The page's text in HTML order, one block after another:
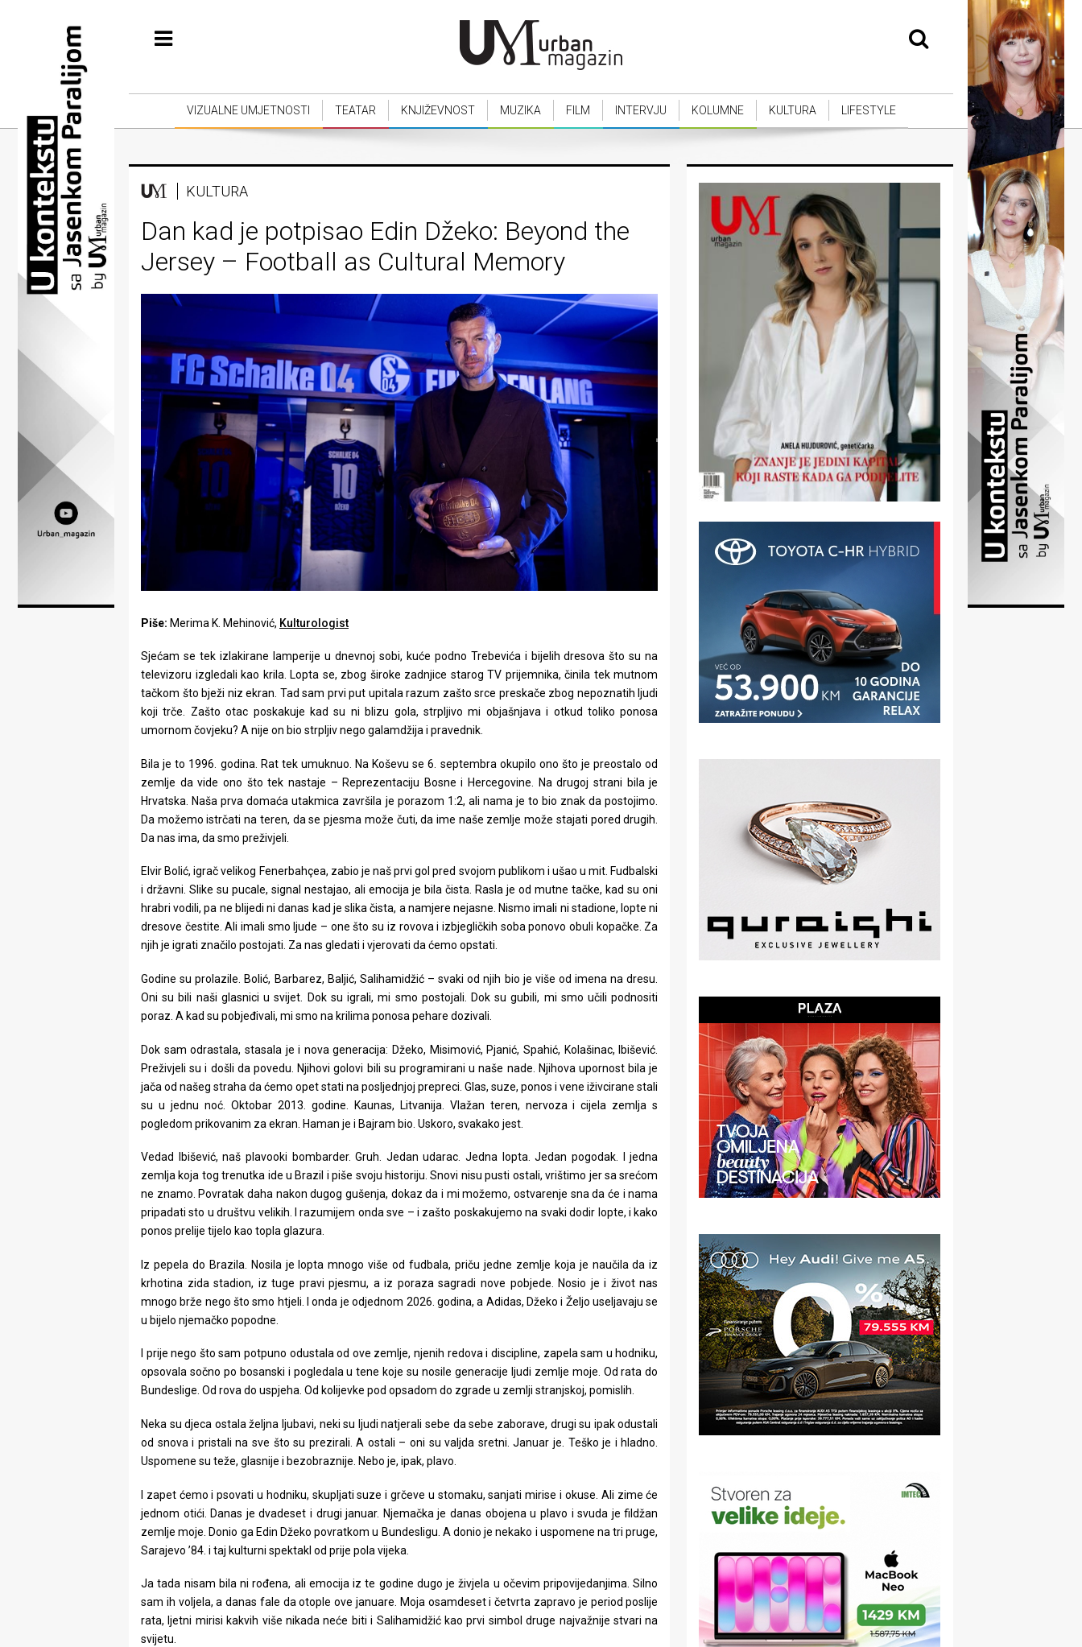
Vizualne
umjetnosti
Teatar
Književnost
Muzika
Film
Intervju
Kolumne
Lifestyle
Beauty
Zdravlje
stolom
u
VIZUALNE UMJETNOSTI TEATAR KNJIŽEVNOST MUZIKA FILM INTERVJU KOLUMNE KULTURA LIFESTYLE
KULTURA
Dan kad je potpisao Edin Džeko: Beyond the
Jersey – Football as Cultural Memory
Piše: Merima K. Mehinović, Kulturologist
Sjećam se tek izlakirane lamperije u dnevnoj sobi, kuće podno Trebevića i bijelih dresova što su na
televizoru izgledali kao krila. Lopta se, zbog široke zadnjice starog TV prijemnika, činila tek mutnom
tačkom što bježi niz ekran. Tad sam prvi put upitala razum zašto srce preskače zbog nepoznatih ljudi
koji trče. Zašto otac poskakuje kad su ni blizu gola, strpljivo mi objašnjava i otkud toliko ponosa
umornom čovjeku? A nije on bio strpljiv nego galamdžija i pravednik.
Bila je to 1996. godina. Rat tek umuknuo. Na Koševu se 6. septembra okupilo ono što je preostalo od
zemlje da vide ono što tek nastaje – Reprezentaciju Bosne i Hercegovine. Na drugoj strani bila je
Hrvatska. Naša prva domaća utakmica završila je porazom 1:2, ali nama je to bio znak da postojimo.
Da možemo istrčati na teren, da se pjesma može čuti, da ime naše zemlje može stajati pored drugih.
Da nas ima, da smo preživjeli.
Elvir Bolić, igrač velikog Fenerbahçea, zabio je naš prvi gol pred svojom publikom i ušao u mit. Fudbalski
i državni. Slike su pucale, signal nestajao, ali emocija je bila čista. Rasla je od mutne tačke, kad su oni
hrabri vodili, pa ne blijedi ni danas kad je slika čista, a namjere nejasne. Nismo imali ni stadione, lopte ni
dresove čestite. Ali imali smo ljude – one što su iz rovova i izbjegličkih soba ponovo obuli kopačke. Za
njih je igrati značilo postojati. Za nas gledati i vjerovati da ćemo opstati.
Godine su prolazile. Bolić, Barbarez, Baljić, Salihamidžić – svaki od njih bio je više od imena na dresu.
Oni su bili naši glasnici u svijet. Dok su igrali, mi smo postojali. Dok su gubili, mi smo učili podnositi
poraz. A kad su pobjeđivali, mi smo na krilima ponosa pehare dozivali.
Dok sam odrastala, stasala je i nova generacija: Džeko, Misimović, Pjanić, Spahić, Kolašinac, Ibišević.
Preživjeli su i došli da povedu. Njihovi golovi bili su programirani u naše nade. Njihova upornost bila je
jača od našeg straha da ćemo opet stati na posljednjoj prepreci. Glas, suze, ponos i vene iživcirane stali
su u jednu noć. Oktobar 2013. godine. Kaunas, Litvanija. Vlažan teren, nervoza i cijela zemlja s
pogledom prikovanim za ekran. Haman je i Bajram bio. Uskoro, svakako jest.
Vedad Ibišević, naš plavooki bombarder. Gruh. Jedan udarac. Jedna lopta. Jedan pogodak. I jedna
zemlja koja tog trenutka ide u Brazil i piše svoju historiju. Snovi nisu pusti ostali, vrištimo jer sa srećom
ne znamo. Povratak daha nakon dugog gušenja, dokaz da i mi možemo, ostvarenje sna da će i nama
pripadati sto u društvu velikih. I razumijem onda sve – i zašto poskakujemo na svaki dodir lopte, i kako
ponos prelije tijelo kao topla glazura.
Iz pepela do Brazila. Nosila je lopta mnogo više od fudbala, priču jedne zemlje koja je naučila da iz
krhotina zida stadion, iz tuge pravi pjesmu, a iz poraza sagradi nove pobjede. Nosio je i život nas
mnogo brže nego što smo htjeli. I onda je odjednom 2026. godina, a Adidas, Džeko i Željo useljavaju se
u bijelo njemačko popodne.
I prije nego što sam potpuno odustala od ove zemlje, njenih redova i discipline, zapela sam u hodniku,
opsovala sočno po bosanski i pogledala u tene koje su nosile generacije ljudi zemlje moje. Od rata do
Bundeslige. Od rova do uspjeha. Od kolijevke pod opsadom do zgrade u zemlji stranjskoj, pomislih.
Neka su djeca ostala željna ljubavi, neki su ljudi natjerali sebe da sebe zaborave, drugi su ipak odustali
od snova i pristali na sve što su prezirali. A ostali – oni su valjda sretni. Januar je. Teško je i hladno.
Uspomene su teže, glasnije i bezobraznije. Nebo je, ipak, plavo.
I zapet ćemo i psovati u hodniku, skupljati suze i grčeve u stomaku, sanjati mirise i okuse. Ali zime će
jednom otići. Danas je dvadeset i drugi januar. Njemačka je danas obojena u plavo i svuda je fildžan
zemlje moje. Donio ga Edin Džeko povratkom u Bundesligu. A donio je nekako i uspomene na tri pruge,
Sarajevo ’84. i taj kulturni spektakl od prije pola vijeka.
Ja tada nisam bila ni rođena, ali emocija iz te godine dugo je živjela u očevim pripovijedanjima. Silno
sam ih voljela, a danas fale da otople ove januare. Moja osamdeset i četvrta zapravo je period poslije
rata, ljetni mirisi kakvih više nikada neće biti i Salihamidžić kao prvi simbol druge najvažnije stvari na
svijetu.